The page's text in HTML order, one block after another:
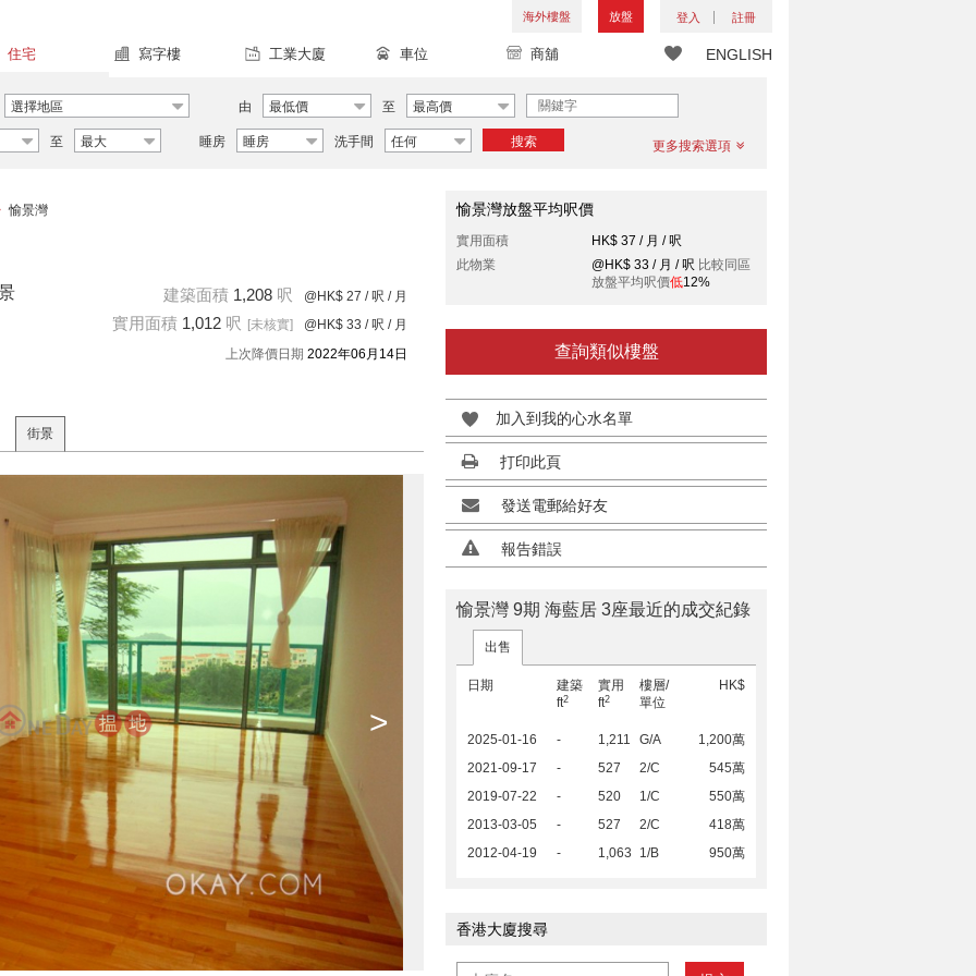
海外樓盤 放盤 登入 註冊
ENGLISH
住宅 寫字樓 工業大廈 車位 商舖
選擇地區 由 最低價 至 最高價
至 最大 睡房 睡房 洗手間 任何 搜索 更多搜索選項
愉景灣
建築面積 1,208 呎 @HK$ 27 / 呎 / 月
實用面積 1,012 呎 [未核實] @HK$ 33 / 呎 / 月
上次降價日期 2022年06月14日
街景
>
愉景灣放盤平均呎價
實用面積
HK$ 37 / 月 / 呎
此物業
@HK$ 33 / 月 / 呎 比較同區
放盤平均呎價低12%
查詢類似樓盤
加入到我的心水名單
打印此頁
發送電郵給好友
報告錯誤
愉景灣 9期 海藍居 3座最近的成交紀錄
出售
日期
建築
ft2
實用
ft2
樓層/
單位
HK$
2025-01-16 - 1,211 G/A
1,200萬
2021-09-17
- 527 2/C
545萬
2019-07-22
- 520 1/C
550萬
2013-03-05
- 527 2/C
418萬
2012-04-19
- 1,063 1/B 950萬
香港大廈搜尋